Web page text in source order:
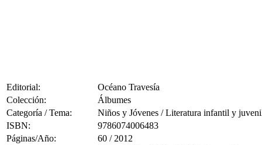
Editorial:
Océano Travesía
Colección:
Álbumes
Categoría / Tema:
Niños y Jóvenes / Literatura infantil y
ISBN:
9786074006483
Páginas/Año:
60 / 2012